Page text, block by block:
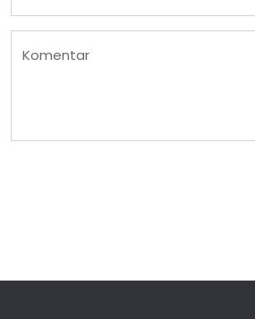
Komentar